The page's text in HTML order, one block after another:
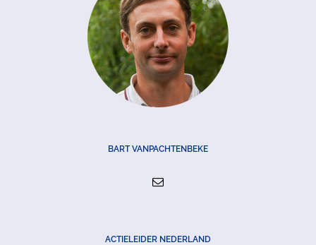
BART VANPACHTENBEKE
ACTIELEIDER NEDERLAND